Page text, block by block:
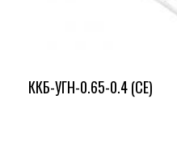
ККБ-УГН-0.65-0.4 (СЕ)